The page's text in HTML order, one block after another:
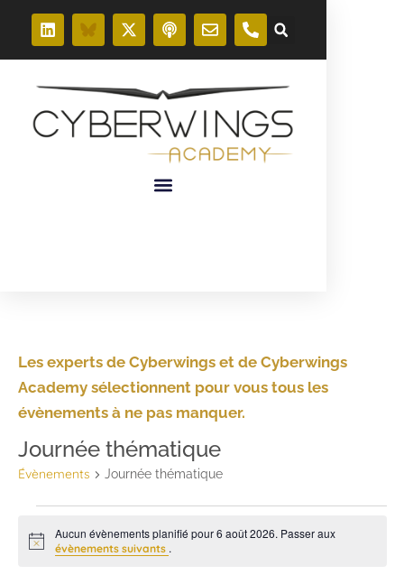
Les experts de Cyberwings et de Cyberwings
Academy sélectionnent pour vous tous les
évènements à ne pas manquer.
Journée thématique
Évènements Journée thématique
Notice
Aucun évènements planifié pour 6 août 2026. Passer aux
évènements suivants .